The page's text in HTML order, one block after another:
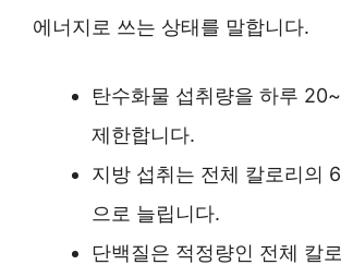
에너지로 쓰는 상태를 말합니다.
탄수화물 섭취량을 하루
제한합니다.
지방 섭취는 전체 칼로리의
으로 늘립니다.
단백질은 적정량인 전체 칼